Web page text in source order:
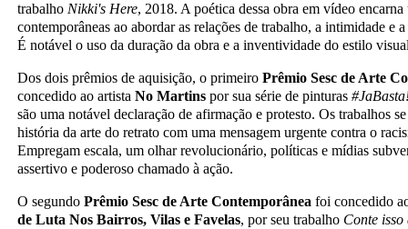
trabalho Nikki's Here, 2018. A poética dessa obra em vídeo encarna
contemporâneas ao abordar as relações de trabalho, a intimidade e
É notável o uso da duração da obra e a inventividade do estilo
Dos dois prêmios de aquisição, o primeiro Prêmio Sesc de Arte
concedido ao artista No Martins por sua série de pinturas
são uma notável declaração de afirmação e protesto. Os trabalhos
história da arte do retrato com uma mensagem urgente contra o
Empregam escala, um olhar revolucionário, políticas e mídias
assertivo e poderoso chamado à ação.
O segundo Prêmio Sesc de Arte Contemporânea foi concedido
de Luta Nos Bairros, Vilas e Favelas, por seu trabalho Conte isso